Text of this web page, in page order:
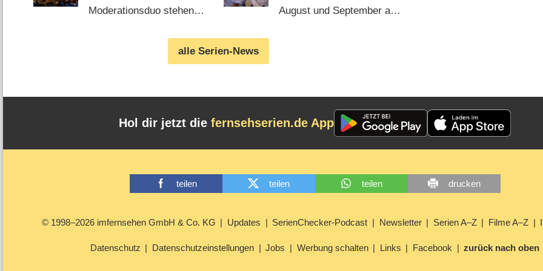
Moderationsduo stehen
Liebe“
August und September am
alle Serien-News
Hol dir jetzt die fernsehserien.de App
teilen teilen teilen drucken
© 1998–2026 imfernsehen GmbH & Co. KG Updates SerienChecker-Podcast Newsletter Serien A–Z Filme A–Z
Datenschutz Datenschutzeinstellungen Jobs Werbung schalten Links Facebook zurück nach oben